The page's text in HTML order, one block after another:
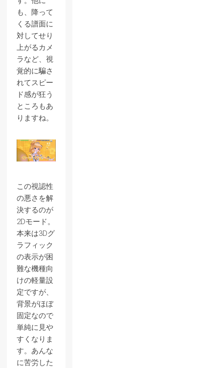
も、降って
くる譜面に
対してせり
上がるカメ
ラなど、視
覚的に騙さ
れてスピー
ド感が狂う
ところもあ
りますね。
この視認性
の悪さを解
決するのが
2Dモード。
本来は3Dグ
ラフィック
の表示が困
難な機種向
けの軽量設
定ですが、
背景がほぼ
固定なので
単純に見や
すくなりま
す。あんな
に苦労した